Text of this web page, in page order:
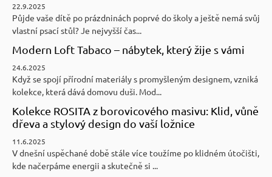
22.9.2025
Půjde vaše dítě po prázdninách poprvé do školy a ještě nemá svůj
vlastní psací stůl? Je nejvyšší čas...
Modern Loft Tabaco – nábytek, který žije s vámi
24.6.2025
Když se spojí přírodní materiály s promyšleným designem, vzniká
kolekce, která dává domovu duši. Mod...
Kolekce ROSITA z borovicového masivu: Klid, vůně
dřeva a stylový design do vaší ložnice
11.6.2025
V dnešní uspěchané době stále více toužíme po klidném útočišti,
kde načerpáme energii a skutečně si ...